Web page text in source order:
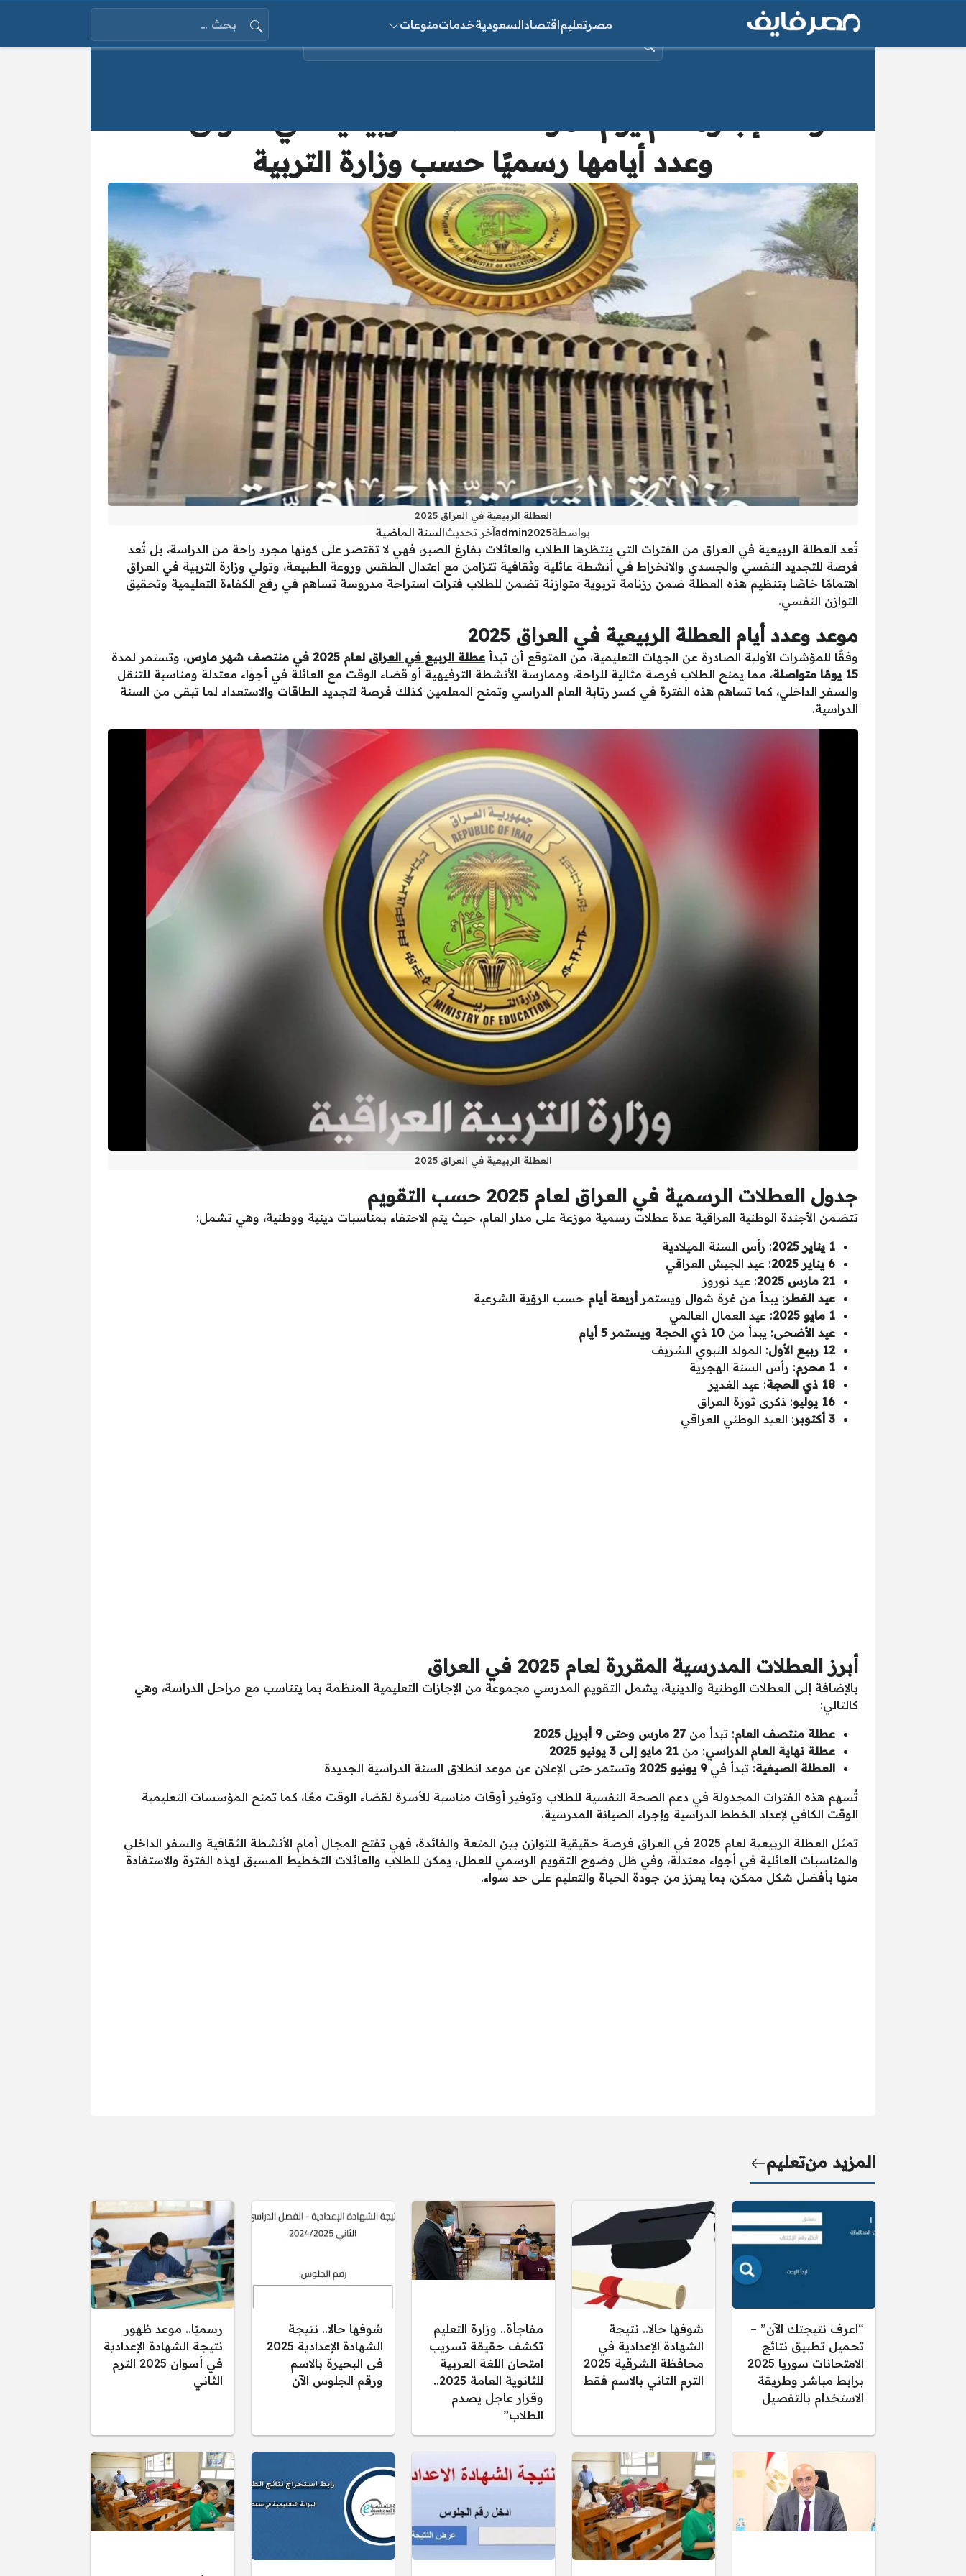
مصرتعليماقتصادالسعوديةخدماتمنوعات
البحث عن:
وعدد أيامها رسميًا حسب وزارة التربية
العطلة الربيعية في العراق 2025
بواسطةadmin2025آخر تحديثالسنة الماضية
تُعد العطلة الربيعية في العراق من الفترات التي ينتظرها الطلاب والعائلات بفارغ الصبر، فهي لا تقتصر على كونها مجرد راحة من الدراسة، بل تُعد
فرصة للتجديد النفسي والجسدي والانخراط في أنشطة عائلية وثقافية تتزامن مع اعتدال الطقس وروعة الطبيعة، وتولي وزارة التربية في العراق
اهتمامًا خاصًا بتنظيم هذه العطلة ضمن رزنامة تربوية متوازنة تضمن للطلاب فترات استراحة مدروسة تساهم في رفع الكفاءة التعليمية وتحقيق
التوازن النفسي.
موعد وعدد أيام العطلة الربيعية في العراق 2025
وفقًا للمؤشرات الأولية الصادرة عن الجهات التعليمية، من المتوقع أن تبدأ عطلة الربيع في العراق لعام 2025 في منتصف شهر مارس
، وتستمر لمدة
15 يومًا متواصلة
، مما يمنح الطلاب فرصة مثالية للراحة، وممارسة الأنشطة الترفيهية أو قضاء الوقت مع العائلة في أجواء معتدلة ومناسبة للتنقل
والسفر الداخلي، كما تساهم هذه الفترة في كسر رتابة العام الدراسي وتمنح المعلمين كذلك فرصة لتجديد الطاقات والاستعداد لما تبقى من السنة
الدراسية.
العطلة الربيعية في العراق 2025
جدول العطلات الرسمية في العراق لعام 2025 حسب التقويم
تتضمن الأجندة الوطنية العراقية عدة عطلات رسمية موزعة على مدار العام، حيث يتم الاحتفاء بمناسبات دينية ووطنية، وهي تشمل:
1 يناير 2025
: رأس السنة الميلادية
6 يناير 2025
: عيد الجيش العراقي
21 مارس 2025
: عيد نوروز
عيد الفطر: يبدأ من غرة شوال ويستمر أربعة أيام حسب الرؤية الشرعية
1 مايو 2025
: عيد العمال العالمي
عيد الأضحى: يبدأ من 10 ذي الحجة ويستمر 5 أيام
12 ربيع الأول
: المولد النبوي الشريف
1 محرم
: رأس السنة الهجرية
18 ذي الحجة
: عيد الغدير
16 يوليو
: ذكرى ثورة العراق
3 أكتوبر
: العيد الوطني العراقي
أبرز العطلات المدرسية المقررة لعام 2025 في العراق
بالإضافة إلى العطلات الوطنية والدينية، يشمل التقويم المدرسي مجموعة من الإجازات التعليمية المنظمة بما يتناسب مع مراحل الدراسة، وهي
كالتالي:
عطلة منتصف العام: تبدأ من 27 مارس وحتى 9 أبريل 2025
عطلة نهاية العام الدراسي: من 21 مايو إلى 3 يونيو 2025
العطلة الصيفية: تبدأ في9 يونيو 2025
وتستمر حتى الإعلان عن موعد انطلاق السنة الدراسية الجديدة
تُسهم هذه الفترات المجدولة في دعم الصحة النفسية للطلاب وتوفير أوقات مناسبة للأسرة لقضاء الوقت معًا، كما تمنح المؤسسات التعليمية
الوقت الكافي لإعداد الخطط الدراسية وإجراء الصيانة المدرسية.
تمثل العطلة الربيعية لعام 2025 في العراق فرصة حقيقية للتوازن بين المتعة والفائدة، فهي تفتح المجال أمام الأنشطة الثقافية والسفر الداخلي
والمناسبات العائلية في أجواء معتدلة، وفي ظل وضوح التقويم الرسمي للعطل، يمكن للطلاب والعائلات التخطيط المسبق لهذه الفترة والاستفادة
منها بأفضل شكل ممكن، بما يعزز من جودة الحياة والتعليم على حد سواء.
المزيد منتعليم
“اعرف نتيجتك الآن” –
تحميل تطبيق نتائج
الامتحانات سوريا 2025
برابط مباشر وطريقة
الاستخدام بالتفصيل
شوفها حالا.. نتيجة
الشهادة الإعدادية في
محافظة الشرقية 2025
الترم التاني بالاسم فقط
مفاجأة.. وزارة التعليم
تكشف حقيقة تسريب
امتحان اللغة العربية
للثانوية العامة 2025..
وقرار عاجل يصدم
الطلاب”
شوفها حالا.. نتيجة
الشهادة الإعدادية 2025
فى البحيرة بالاسم
ورقم الجلوس الآن
رسميًا.. موعد ظهور
نتيجة الشهادة الإعدادية
في أسوان 2025 الترم
الثاني